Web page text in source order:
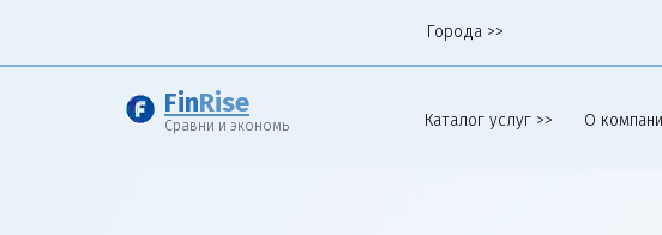
Города >>
Fin Rise
Сравни и экономь Каталог услуг >> О